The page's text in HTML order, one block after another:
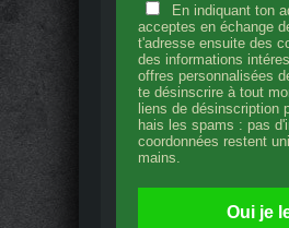
En indiquant ton
acceptes en échange
t'adresse ensuite des
des informations
offres personnalisées
te désinscrire à tout
liens de désinscription
hais les spams : pas
coordonnées restent
mains.
Oui je